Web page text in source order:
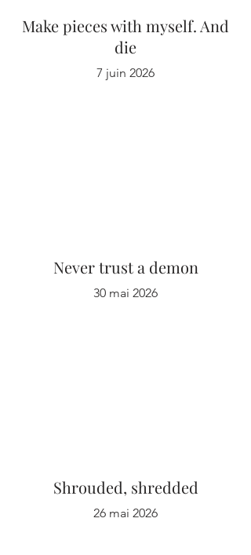
Make pieces with myself. And
die
7 juin 2026
Never trust a demon
30 mai 2026
Shrouded, shredded
26 mai 2026